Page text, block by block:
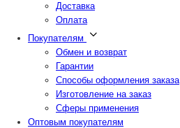
Доставка
Оплата
Покупателям
Обмен и возврат
Гарантии
Способы оформления заказа
Изготовление на заказ
Сферы применения
Оптовым покупателям